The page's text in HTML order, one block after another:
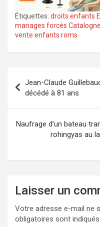
Étiquettes: droits enfants
mariages forcés Catalogne
vente enfants roms
de
l’article
Jean-Claude
décédé à 81 ans
Naufrage d’un bateau
rohingyas au
Laisser un
Votre adresse e-mail ne
obligatoires sont